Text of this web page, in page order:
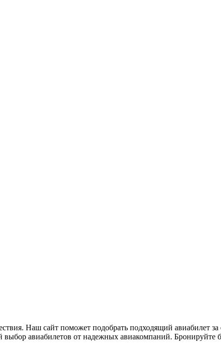
Наш сайт поможет подобрать подходящий авиабилет
авиабилетов от надежных авиакомпаний. Бронируйте